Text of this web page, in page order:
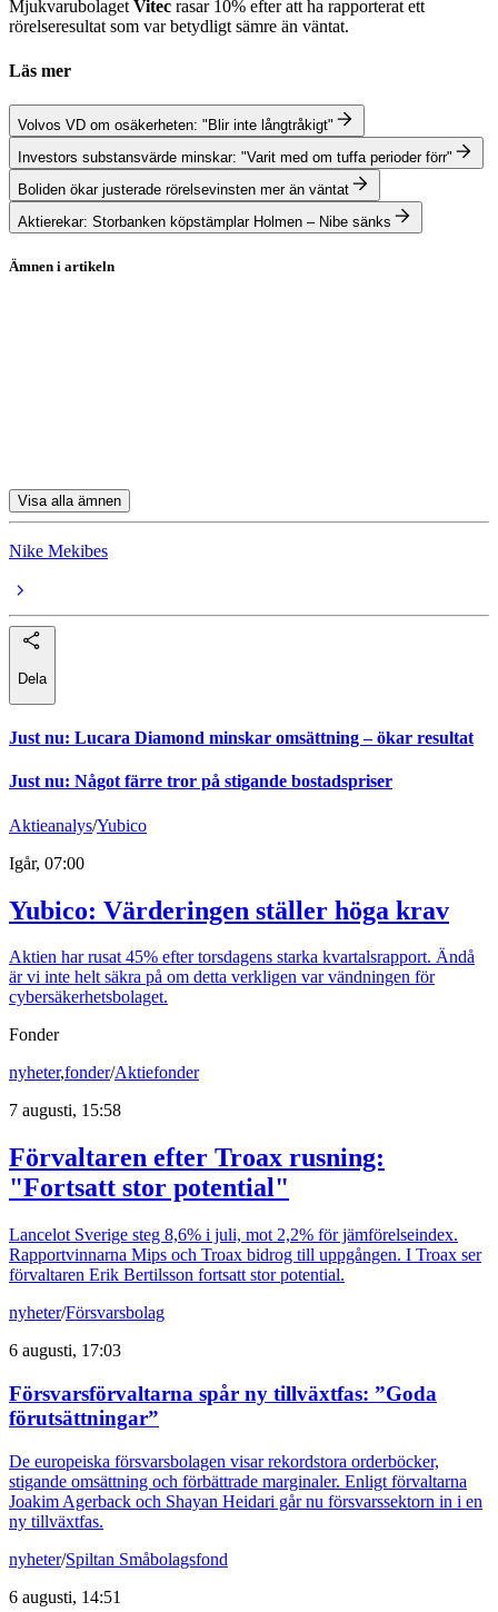
Mjukvarubolaget Vitec rasar 10% efter att ha rapporterat ett
rörelseresultat som var betydligt sämre än väntat.
Läs mer
Volvos VD om osäkerheten: "Blir inte långtråkigt"
Investors substansvärde minskar: "Varit med om tuffa perioder förr"
Boliden ökar justerade rörelsevinsten mer än väntat
Aktierekar: Storbanken köpstämplar Holmen – Nibe sänks
Ämnen i artikeln
Visa alla ämnen
Nike Mekibes
Dela
Just nu: Lucara Diamond minskar omsättning – ökar resultat
Just nu: Något färre tror på stigande bostadspriser
Aktieanalys/Yubico
Igår, 07:00
Yubico: Värderingen ställer höga krav
Aktien har rusat 45% efter torsdagens starka kvartalsrapport. Ändå
är vi inte helt säkra på om detta verkligen var vändningen för
cybersäkerhetsbolaget.
Fonder
nyheter,fonder/Aktiefonder
7 augusti, 15:58
Förvaltaren efter Troax rusning:
"Fortsatt stor potential"
Lancelot Sverige steg 8,6% i juli, mot 2,2% för jämförelseindex.
Rapportvinnarna Mips och Troax bidrog till uppgången. I Troax ser
förvaltaren Erik Bertilsson fortsatt stor potential.
nyheter/Försvarsbolag
6 augusti, 17:03
Försvarsförvaltarna spår ny tillväxtfas: ”Goda
förutsättningar”
De europeiska försvarsbolagen visar rekordstora orderböcker,
stigande omsättning och förbättrade marginaler. Enligt förvaltarna
Joakim Agerback och Shayan Heidari går nu försvarssektorn in i en
ny tillväxtfas.
nyheter/Spiltan Småbolagsfond
6 augusti, 14:51